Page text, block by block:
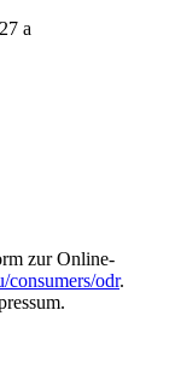
a
zur Online-
consumers/odr.